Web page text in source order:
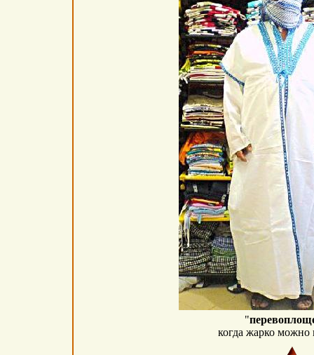
"
когда жарко можно